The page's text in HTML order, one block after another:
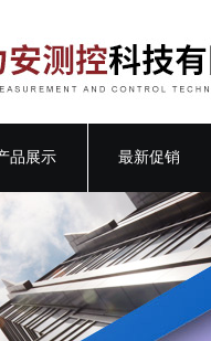
品展示 最新促销